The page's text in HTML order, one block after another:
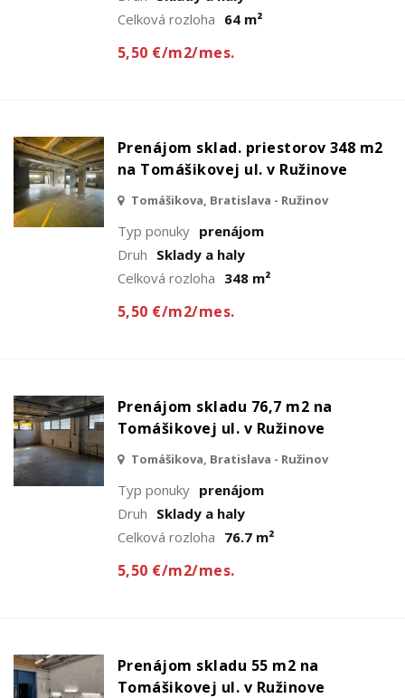
Celková rozloha 64 m²
5,50 €/m2/mes.
Prenájom sklad. priestorov 348 m2
na Tomášikovej ul. v Ružinove
Tomášikova, Bratislava - Ružinov
Typ ponuky prenájom
Druh Sklady a haly
Celková rozloha 348 m²
5,50 €/m2/mes.
Prenájom skladu 76,7 m2 na
Tomášikovej ul. v Ružinove
Tomášikova, Bratislava - Ružinov
Typ ponuky prenájom
Druh Sklady a haly
Celková rozloha 76.7 m²
5,50 €/m2/mes.
Prenájom skladu 55 m2 na
Tomášikovej ul. v Ružinove